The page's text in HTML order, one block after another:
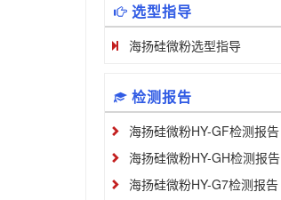
选型指导
海扬硅微粉选型指导
检测报告
海扬硅微粉HY-GF检测报告
海扬硅微粉HY-GH检测报告
海扬硅微粉HY-G7检测报告